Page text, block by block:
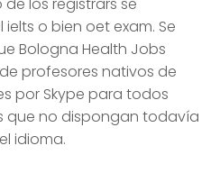
o bien oet exam. Se
Bologna Health Jobs
profesores nativos de
por Skype para todos
que no dispongan todavía
idioma.